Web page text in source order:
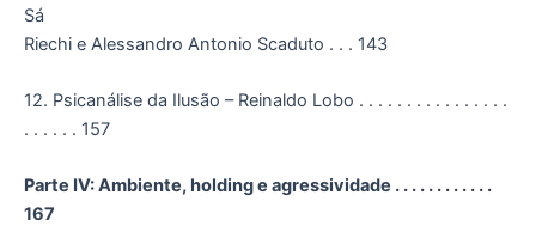
Sá
Riechi e Alessandro Antonio Scaduto . . . 143
12. Psicanálise da Ilusão – Reinaldo Lobo . . . . . . . . . . . . . . . .
. . . . . . 157
Parte IV: Ambiente, holding e agressividade . . . . . . . . . . . .
167